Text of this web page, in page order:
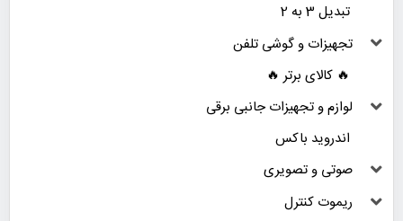
تبدیل 3 به 2
تجهیزات و گوشی تلفن
🔥 کالای برتر 🔥
لوازم و تجهیزات جانبی برقی
اندروید باکس
صوتی و تصویری
ریموت کنترل